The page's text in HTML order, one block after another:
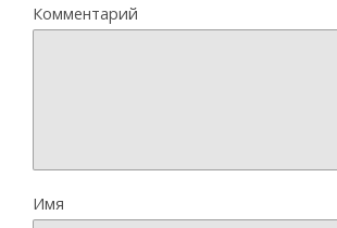
Комментарий
Имя